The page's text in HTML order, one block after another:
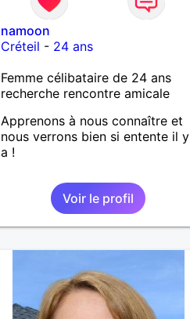
namoon
Créteil - 24 ans
Femme célibataire de 24 ans
recherche rencontre amicale
Apprenons à nous connaître et
nous verrons bien si entente il y
a !
Voir le profil